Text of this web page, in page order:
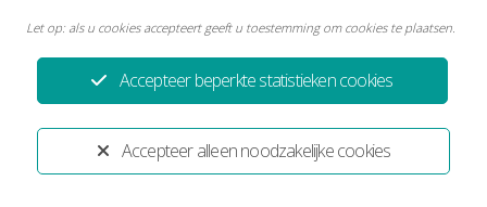
Privacystatement Disclaimer
Ontwikkeld door: Yardzorgsites.nl
Accepteer alleen noodzakelijke cookies
Accepteer beperkte statistieken cookies
Let op: als u cookies accepteert geeft u toestemming om cookies te plaatsen.